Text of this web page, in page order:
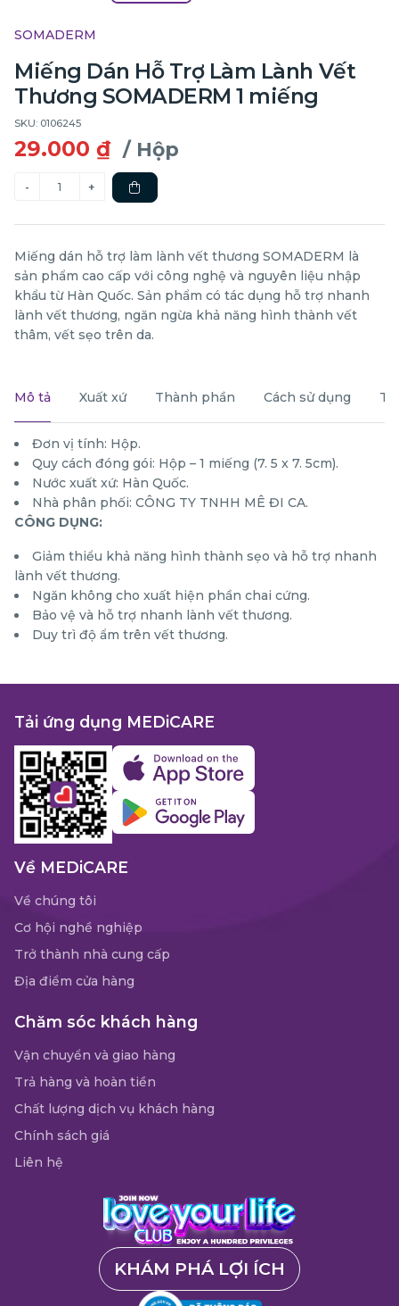
SOMADERM
Miếng Dán Hỗ Trợ Làm Lành Vết
Thương SOMADERM 1 miếng
SKU: 0106245
29.000 ₫ / Hộp
Miếng dán hỗ trợ làm lành vết thương SOMADERM là
sản phẩm cao cấp với công nghệ và nguyên liệu nhập
khẩu từ Hàn Quốc. Sản phẩm có tác dụng hỗ trợ nhanh
lành vết thương, ngăn ngừa khả năng hình thành vết
thâm, vết sẹo trên da.
Mô tả Xuất xứ Thành phần Cách sử dụng
Đơn vị tính: Hộp.
Quy cách đóng gói: Hộp – 1 miếng (7. 5 x 7. 5cm).
Nước xuất xứ: Hàn Quốc.
Nhà phân phối: CÔNG TY TNHH MÊ ĐI CA.
CÔNG DỤNG:
Giảm thiểu khả năng hình thành sẹo và hỗ trợ nhanh
lành vết thương.
Ngăn không cho xuất hiện phần chai cứng.
Bảo vệ và hỗ trợ nhanh lành vết thương.
Duy trì độ ẩm trên vết thương.
Tải ứng dụng MEDiCARE
Về MEDiCARE
Về chúng tôi
Cơ hội nghề nghiệp
Trở thành nhà cung cấp
Địa điểm cửa hàng
Chăm sóc khách hàng
Vận chuyển và giao hàng
Trả hàng và hoàn tiền
Chất lượng dịch vụ khách hàng
Chính sách giá
Liên hệ
KHÁM PHÁ LỢI ÍCH